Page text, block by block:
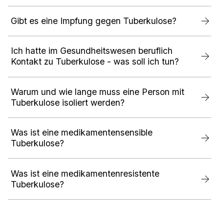
Gibt es eine Impfung gegen Tuberkulose?
Ich hatte im Gesundheitswesen beruflich
Kontakt zu Tuberkulose - was soll ich tun?
Warum und wie lange muss eine Person mit
Tuberkulose isoliert werden?
Was ist eine medikamentensensible
Tuberkulose?
Was ist eine medikamentenresistente
Tuberkulose?